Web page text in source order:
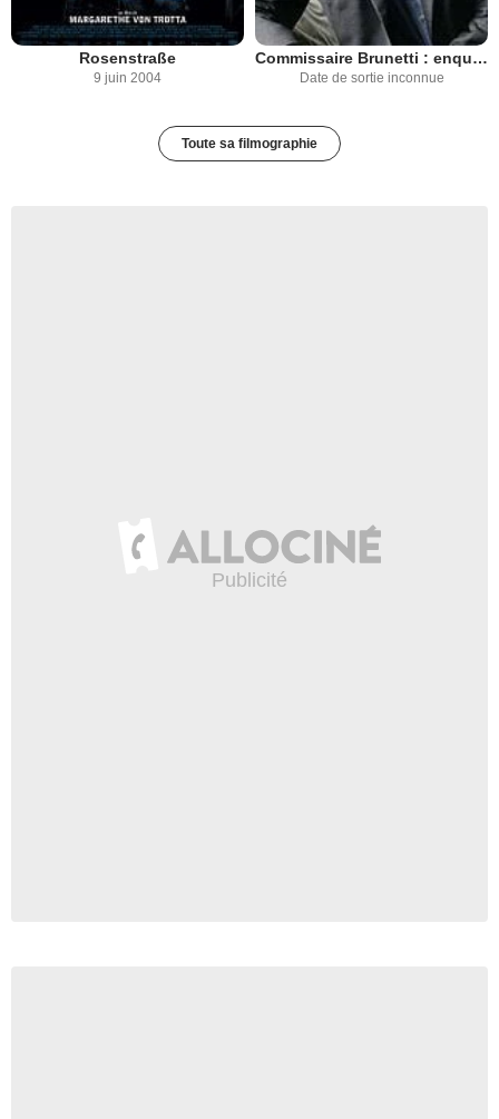
Rosenstraße
9 juin 2004
Commissaire Brunetti : enquêtes à Venise
Date de sortie inconnue
Toute sa filmographie